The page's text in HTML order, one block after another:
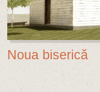
Noua biserică